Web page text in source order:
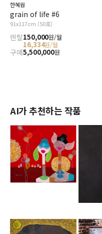
한혜원
grain of life #6
91x117cm (50호)
렌탈150,000원/월
16,334원/월
구매5,500,000원
AI가 추천하는 작품